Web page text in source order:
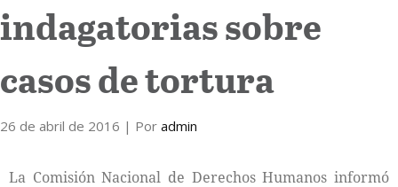
indagatorias sobre
casos de tortura
26 de abril de 2016 | Por admin
La Comisión Nacional de Derechos Humanos informó